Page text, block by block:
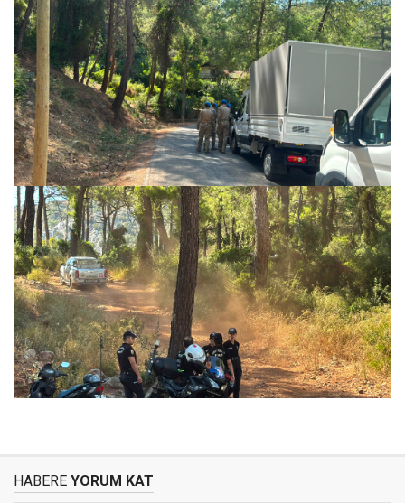
HABERE YORUM KAT